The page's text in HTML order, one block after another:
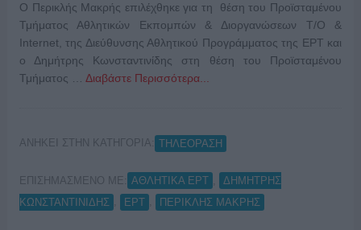
Ο Περικλής Μακρής επιλέχθηκε για τη θέση του Προϊσταμένου
Τμήματος Αθλητικών Εκπομπών & Διοργανώσεων T/O &
Internet, της Διεύθυνσης Αθλητικού Προγράμματος της ΕΡΤ και
ο Δημήτρης Κωνσταντινίδης στη θέση του Προϊσταμένου
Τμήματος … Διαβάστε Περισσότερα...
ΑΝΗΚΕΙ ΣΤΗΝ ΚΑΤΗΓΟΡΙΑ: ΤΗΛΕΟΡΑΣΗ
ΕΠΙΣΗΜΑΣΜΕΝΟ ΜΕ: ΑΘΛΗΤΙΚΑ ΕΡΤ
ΔΗΜΗΤΡΗΣ
ΚΩΝΣΤΑΝΤΙΝΙΔΗΣ
ΕΡΤ ΠΕΡΙΚΛΗΣ ΜΑΚΡΗΣ